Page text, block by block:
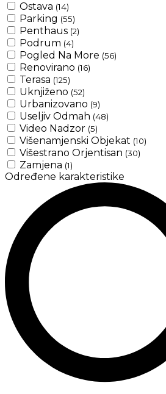
Ostava (14)
Parking (55)
Penthaus (2)
Podrum (4)
Pogled Na More (56)
Renovirano (16)
Terasa (125)
Uknjiženo (52)
Urbanizovano (9)
Useljiv Odmah (48)
Video Nadzor (5)
Višenamjenski Objekat (10)
Višestrano Orjentisan (30)
Zamjena (1)
Određene karakteristike